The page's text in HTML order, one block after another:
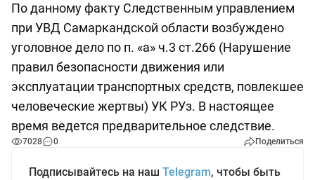
По данному факту Следственным управлением
при УВД Самаркандской области возбуждено
уголовное дело по п. «а» ч.3 ст.266 (Нарушение
правил безопасности движения или
эксплуатации транспортных средств, повлекшее
человеческие жертвы) УК РУз. В настоящее
время ведется предварительное следствие.
7028 0 Поделиться
Подписывайтесь на наш Telegram, чтобы быть